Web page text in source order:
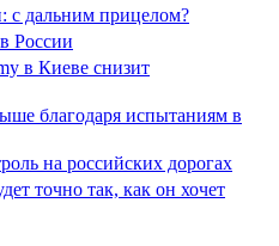
с дальним прицелом?
России
в Киеве снизит
благодаря испытаниям в
на российских дорогах
точно так, как он хочет